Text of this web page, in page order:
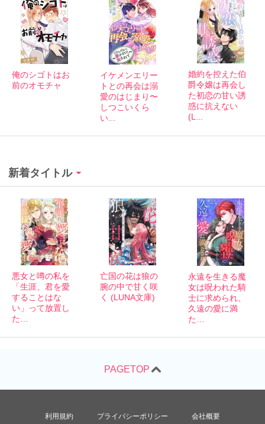
俺のシゴトはお
前のオモチャ
イケメンエリー
トとの再会は溺
愛のはじまり〜
しつこいくら
い...
婚約を控えた伯
爵令嬢は再会し
た初恋の甘い誘
惑に抗えない
(L...
新着タイトル
悪女と噂の私を
「生涯、君を愛
することはな
い」って放置し
た…
亡国の花は狼の
腕の中で甘く咲
く (LUNA文庫)
永遠を生きる魔
女は呪われた騎
士に求められ、
久遠の愛に満
た…
利用規約 プライバシーポリシー 会社概要